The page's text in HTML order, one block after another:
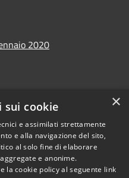
2020
Copyright © 2026 • Comune di
×
sui cookie
e assimilati strettamente
e alla navigazione del sito,
al solo fine di elaborare
e anonime.
la cookie policy al seguente link